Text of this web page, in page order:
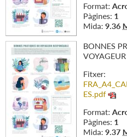
Format:
Pàgines: 1
Mida: 9.36
BONNES
Fitxer:
ES.pdf
Format:
Pàgines: 1
Mida: 9.37